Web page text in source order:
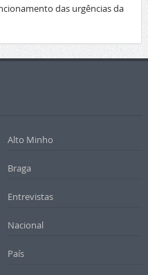
das urgências da
Alto Minho
Braga
Entrevistas
Nacional
País